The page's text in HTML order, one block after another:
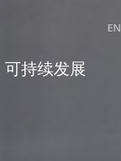
可持续发展
EN